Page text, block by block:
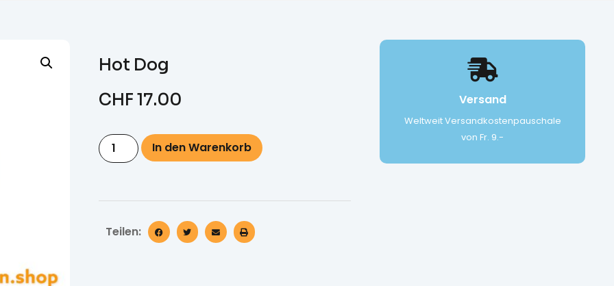
Hot Dog
CHF 17.00
In den Warenkorb
Teilen:
Versand
Weltweit Versandkostenpauschale
von Fr. 9.-